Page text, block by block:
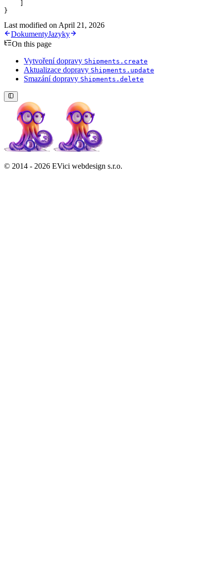
}
Last modified on April 21, 2026
DokumentyJazyky
On this page
Vytvoření dopravy Shipments.create
Aktualizace dopravy Shipments.update
Smazání dopravy Shipments.delete
© 2014 - 2026 EVici webdesign s.r.o.